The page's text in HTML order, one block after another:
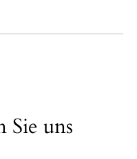
Sie uns